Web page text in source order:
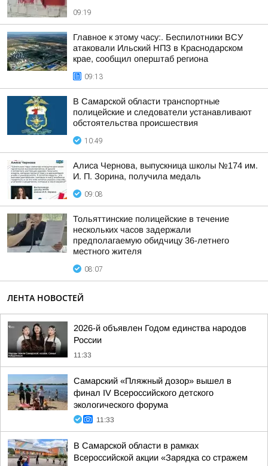
09:19
Главное к этому часу:. Беспилотники ВСУ
атаковали Ильский НПЗ в Краснодарском
крае, сообщил оперштаб региона
09:13
В Самарской области транспортные
полицейские и следователи устанавливают
обстоятельства происшествия
10:49
Алиса Чернова, выпускница школы №174 им.
И. П. Зорина, получила медаль
09:08
Тольяттинские полицейские в течение
нескольких часов задержали
предполагаемую обидчицу 36-летнего
местного жителя
08:07
ЛЕНТА НОВОСТЕЙ
2026-й объявлен Годом единства народов
России
11:33
Самарский «Пляжный дозор» вышел в
финал IV Всероссийского детского
экологического форума
11:33
В Самарской области в рамках
Всероссийской акции «Зарядка со стражем